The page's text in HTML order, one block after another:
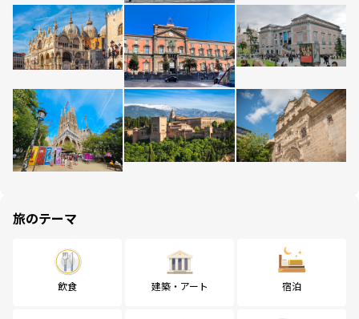
旅のテーマ
飲食 建築・アート 宿泊